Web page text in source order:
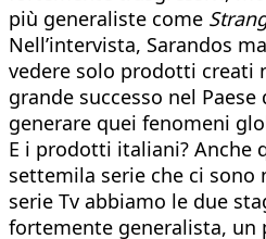
più generaliste come
Nell’intervista, Sarandos
vedere solo prodotti creati
grande successo nel
generare quei fenomeni
E i prodotti italiani? Anche
settemila serie che ci sono
serie Tv abbiamo le due
fortemente generalista, un